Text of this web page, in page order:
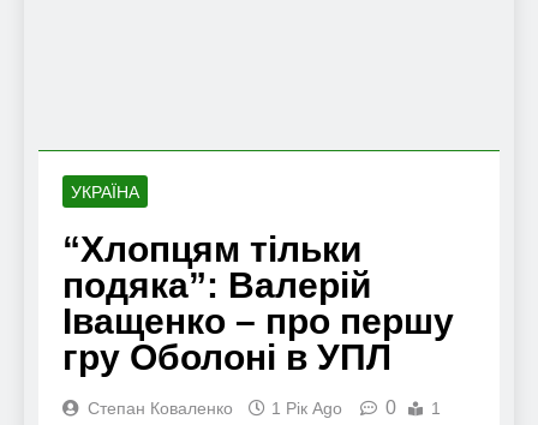
УКРАЇНА
“Хлопцям тільки
подяка”: Валерій
Іващенко – про першу
гру Оболоні в УПЛ
Степан Коваленко 1 Рік Ago 0
1